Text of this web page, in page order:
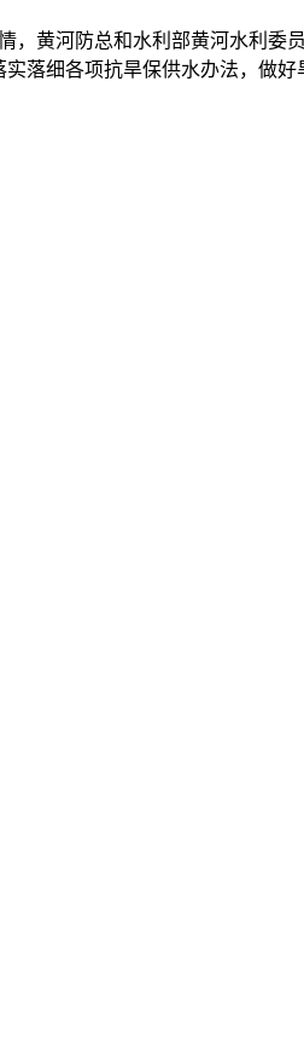
黄河防总和水利部黄河水利委
细各项抗旱保供水办法，做好